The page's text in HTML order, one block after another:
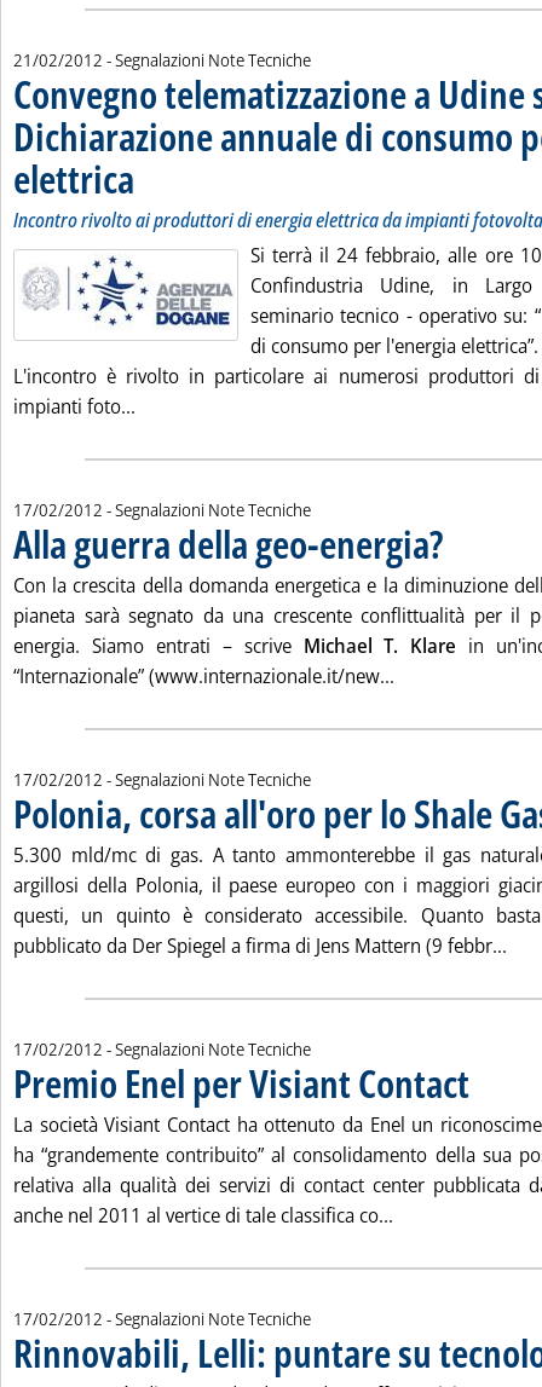
21/02/2012 - Segnalazioni Note Tecniche
Convegno telematizzazione a Udine
Dichiarazione annuale di consumo
elettrica . Sottotitolo: Incontro rivolto ai produttori di energia elettrica da
Incontro rivolto ai produttori di energia elettrica da impianti
Si terrà il 24 febbraio, alle ore
Confindustria Udine, in
seminario tecnico - operativo su:
di consumo per l'energia elettrica”.
L'incontro è rivolto in particolare ai numerosi produttori
impianti foto...
17/02/2012 - Segnalazioni Note Tecniche
Alla guerra della geo-energia?. Pubblicata
Con la crescita della domanda energetica e la diminuzione
pianeta sarà segnato da una crescente conflittualità per il
energia. Siamo entrati – scrive Michael T. Klare in
“Internazionale” (www.internazionale.it/new...
17/02/2012 - Segnalazioni Note Tecniche
Polonia, corsa all'oro per lo Shale
5.300 mld/mc di gas. A tanto ammonterebbe il gas
argillosi della Polonia, il paese europeo con i maggiori
questi, un quinto è considerato accessibile. Quanto
pubblicato da Der Spiegel a firma di Jens Mattern (9 febbr...
17/02/2012 - Segnalazioni Note Tecniche
Premio Enel per Visiant Contact
La società Visiant Contact ha ottenuto da Enel un
ha “grandemente contribuito” al consolidamento della sua
relativa alla qualità dei servizi di contact center pubblicata
anche nel 2011 al vertice di tale classifica co...
17/02/2012 - Segnalazioni Note Tecniche
Rinnovabili, Lelli: puntare su